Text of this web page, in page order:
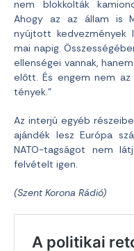
nem blokkolták
Ahogy az az állam is
nyújtott
mai napig.
ellenségei vannak,
előtt. És engem nem az
tények.”
Az interjú egyéb
ajándék lesz Európa
NATO-tagságot nem
felvételt igen.
(Szent Korona Rádió)